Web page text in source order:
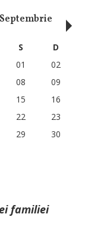
Septembrie
S
D
01
02
08
09
15
16
22
23
29
30
familiei